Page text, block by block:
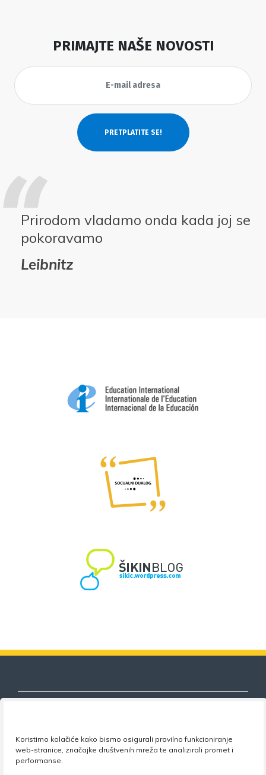
Koristimo kolačiće kako bismo osigurali pravilno funkcioniranje
web-stranice, značajke društvenih mreža te analizirali promet i
performanse.
PRIMAJTE NAŠE NOVOSTI
Prirodom vladamo onda kada joj se
pokoravamo
Leibnitz
Nezavisni sindikat znanosti i visokog
obrazovanja